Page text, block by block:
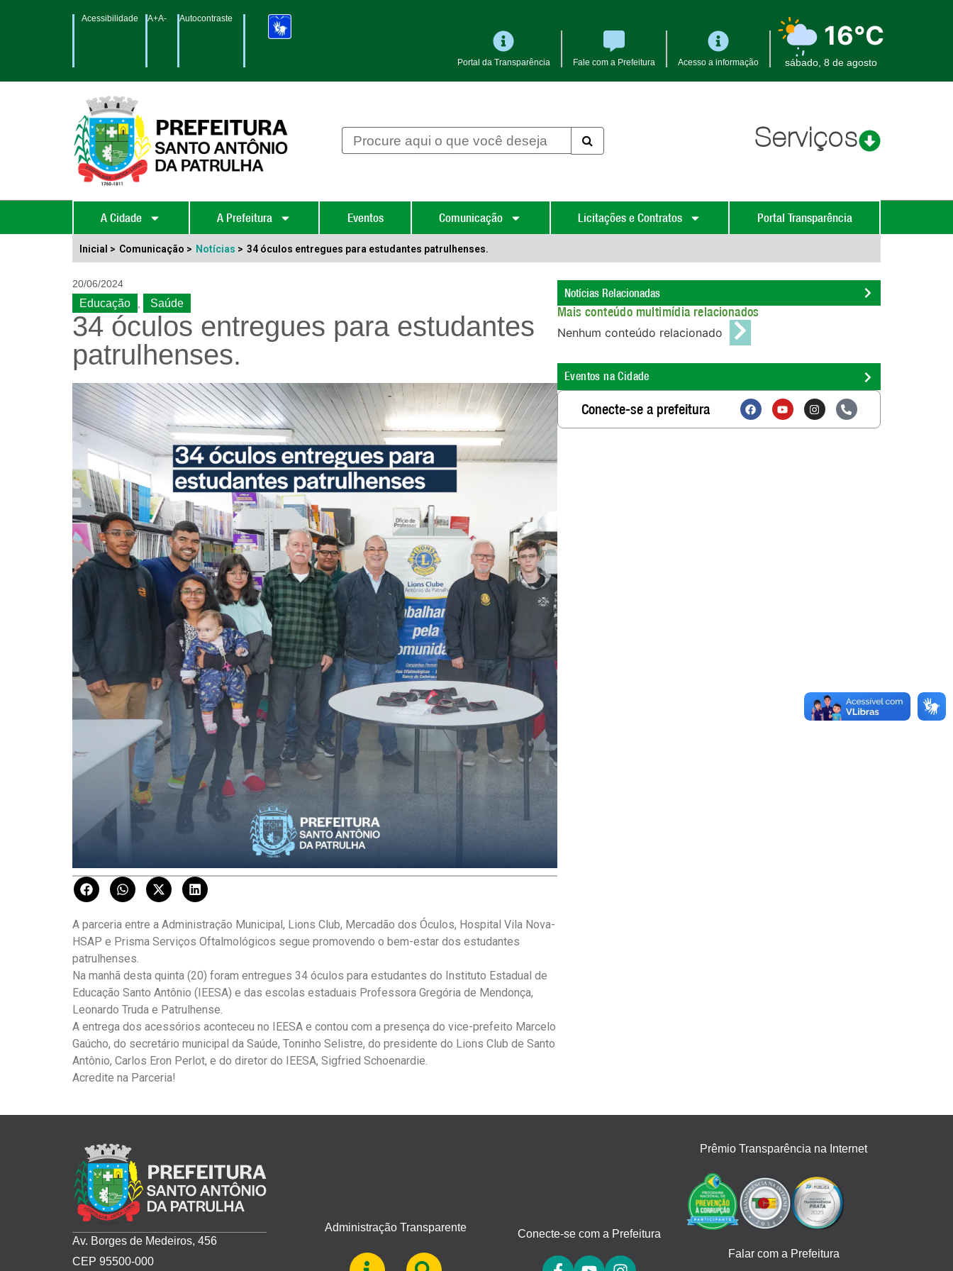
Acessibilidade A+A- Autocontraste
Portal da Transparência Fale com a Prefeitura Acesso a informação
16°C
sábado, 8 de agosto
Serviços
A Cidade A Prefeitura Eventos Comunicação Licitações e Contratos Portal Transparência
Inicial > Comunicação > Notícias > 34 óculos entregues para estudantes patrulhenses.
20/06/2024
Educação , Saúde
34 óculos entregues para estudantes
patrulhenses.
A parceria entre a Administração Municipal, Lions Club, Mercadão dos Óculos, Hospital Vila Nova-
HSAP e Prisma Serviços Oftalmológicos segue promovendo o bem-estar dos estudantes
patrulhenses.
Na manhã desta quinta (20) foram entregues 34 óculos para estudantes do Instituto Estadual de
Educação Santo Antônio (IEESA) e das escolas estaduais Professora Gregória de Mendonça,
Leonardo Truda e Patrulhense.
A entrega dos acessórios aconteceu no IEESA e contou com a presença do vice-prefeito Marcelo
Gaúcho, do secretário municipal da Saúde, Toninho Selistre, do presidente do Lions Club de Santo
Antônio, Carlos Eron Perlot, e do diretor do IEESA, Sigfried Schoenardie.
Acredite na Parceria!
Notícias Relacionadas
Mais conteúdo multimídia relacionados
Nenhum conteúdo relacionado
Eventos na Cidade
Conecte-se a prefeitura
Av. Borges de Medeiros, 456
CEP 95500-000
Administração Transparente Conecte-se com a Prefeitura
Prêmio Transparência na Internet
Falar com a Prefeitura